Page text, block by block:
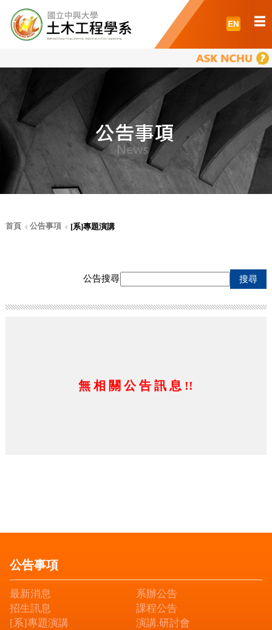
公告事項
最新消息
系辦公告
招生訊息
課程公告
[系]專題演講
演講.研討會